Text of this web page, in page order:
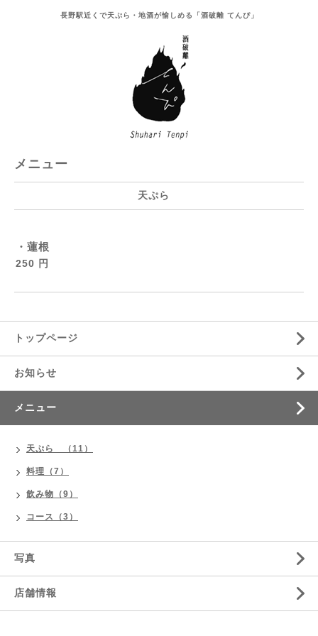
長野駅近くで天ぷら・地酒が愉しめる「酒破離 てんぴ」
メニュー
天ぷら
・蓮根
250 円
トップページ
お知らせ
メニュー
天ぷら （11）
料理（7）
飲み物（9）
コース（3）
写真
店舗情報